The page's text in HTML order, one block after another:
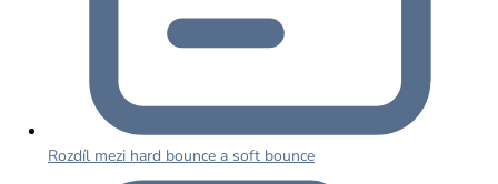
Rozdíl mezi hard bounce a soft bounce